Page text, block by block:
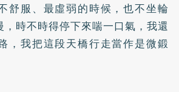
舒服、最虛弱的時候，也不坐輪
，時不時得停下來喘一口氣，我還
，我把這段天橋行走當作是微鍛